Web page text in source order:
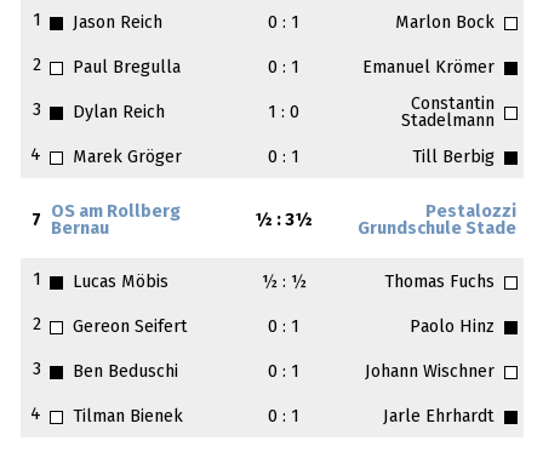
1 Jason Reich 0 : 1 Marlon Bock
2 Paul Bregulla 0 : 1 Emanuel Krömer
3 Dylan Reich 1 : 0
Constantin
Stadelmann
4
Marek Gröger 0 : 1 Till Berbig
7
OS am Rollberg
Bernau
½ : 3½
Pestalozzi
Grundschule Stade
1 Lucas Möbis ½ : ½ Thomas Fuchs
2 Gereon Seifert 0 : 1 Paolo Hinz
3 Ben Beduschi 0 : 1 Johann Wischner
4 Tilman Bienek 0 : 1 Jarle Ehrhardt